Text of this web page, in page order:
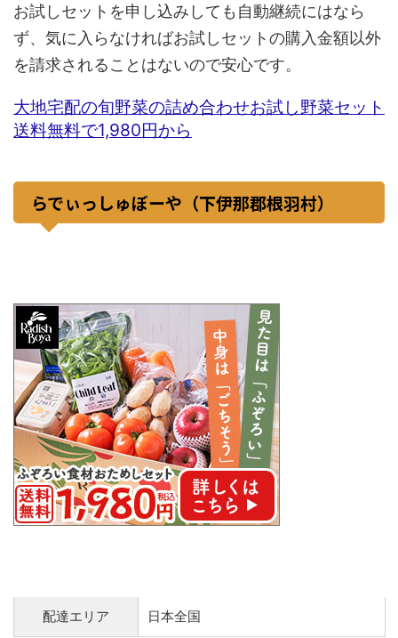
お試しセットを申し込みしても自動継続にはなら
ず、気に入らなければお試しセットの購入金額以外
を請求されることはないので安心です。
大地宅配の旬野菜の詰め合わせお試し野菜セット
送料無料で1,980円から
らでぃっしゅぼーや（下伊那郡根羽村）
配達エリア 日本全国